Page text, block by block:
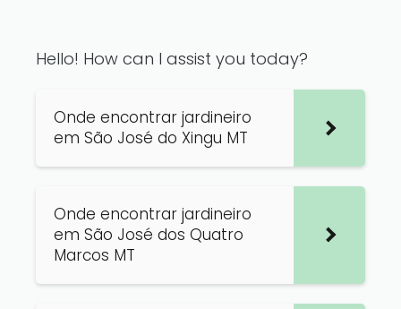
Hello! How can I assist you today?
Onde encontrar jardineiro
em São José do Xingu MT
Onde encontrar jardineiro
em São José dos Quatro
Marcos MT